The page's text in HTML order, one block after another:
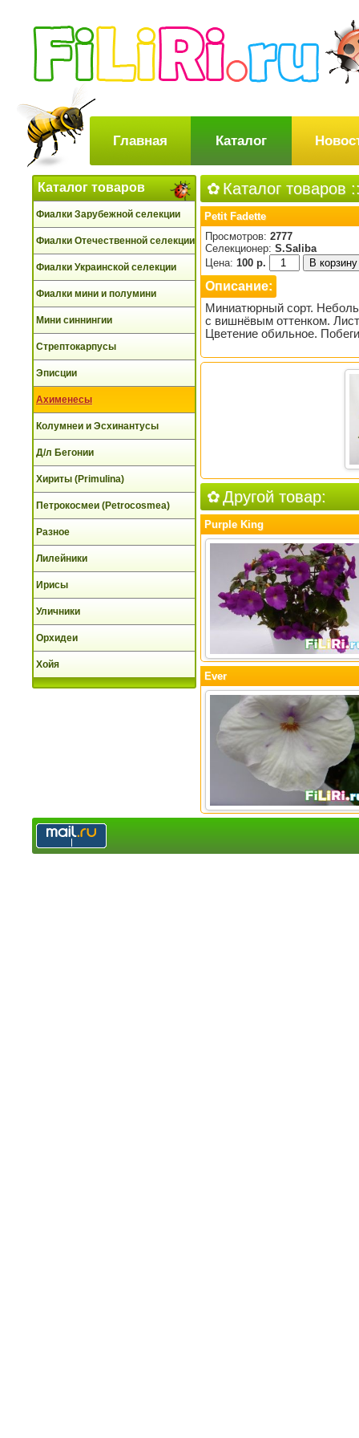
Главная Каталог
Каталог товаров
Фиалки Зарубежной селекции
Фиалки Отечественной селекции
Фиалки Украинской селекции
Фиалки мини и полумини
Мини синнингии
Стрептокарпусы
Эписции
Ахименесы
Колумнеи и Эсхинантусы
Д/л Бегонии
Хириты (Primulina)
Петрокосмеи (Petrocosmea)
Разное
Лилейники
Ирисы
Уличники
Орхидеи
Хойя
Каталог товаров
Petit Fadette
Просмотров: 2777
Селекционер: S.Saliba
Цена: 100 р.
Описание:
Миниатюрный сорт.
с вишнёвым оттенком.
Цветение обильное.
Другой товар:
Purple King
Ever